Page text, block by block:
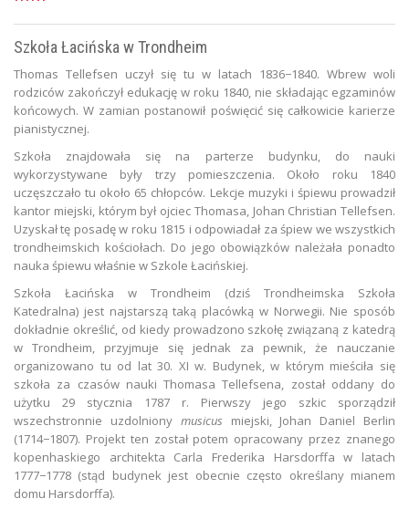
Szkoła Łacińska w Trondheim
Thomas Tellefsen uczył się tu w latach 1836−1840. Wbrew woli
rodziców zakończył edukację w roku 1840, nie składając egzaminów
końcowych. W zamian postanowił poświęcić się całkowicie karierze
pianistycznej.
Szkoła znajdowała się na parterze budynku, do nauki
wykorzystywane były trzy pomieszczenia. Około roku 1840
uczęszczało tu około 65 chłopców. Lekcje muzyki i śpiewu prowadził
kantor miejski, którym był ojciec Thomasa, Johan Christian Tellefsen.
Uzyskał tę posadę w roku 1815 i odpowiadał za śpiew we wszystkich
trondheimskich kościołach. Do jego obowiązków należała ponadto
nauka śpiewu właśnie w Szkole Łacińskiej.
Szkoła Łacińska w Trondheim (dziś Trondheimska Szkoła
Katedralna) jest najstarszą taką placówką w Norwegii. Nie sposób
dokładnie określić, od kiedy prowadzono szkołę związaną z katedrą
w Trondheim, przyjmuje się jednak za pewnik, że nauczanie
organizowano tu od lat 30. XI w. Budynek, w którym mieściła się
szkoła za czasów nauki Thomasa Tellefsena, został oddany do
użytku 29 stycznia 1787 r. Pierwszy jego szkic sporządził
wszechstronnie uzdolniony musicus miejski, Johan Daniel Berlin
(1714−1807). Projekt ten został potem opracowany przez znanego
kopenhaskiego architekta Carla Frederika Harsdorffa w latach
1777−1778 (stąd budynek jest obecnie często określany mianem
domu Harsdorffa).